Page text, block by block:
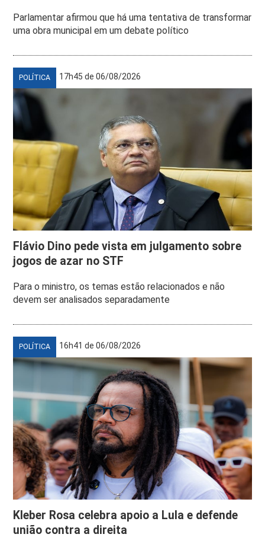
Parlamentar afirmou que há uma tentativa de transformar
uma obra municipal em um debate político
POLÍTICA 17h45 de 06/08/2026
Flávio Dino pede vista em julgamento sobre
jogos de azar no STF
Para o ministro, os temas estão relacionados e não
devem ser analisados separadamente
POLÍTICA 16h41 de 06/08/2026
Kleber Rosa celebra apoio a Lula e defende
união contra a direita